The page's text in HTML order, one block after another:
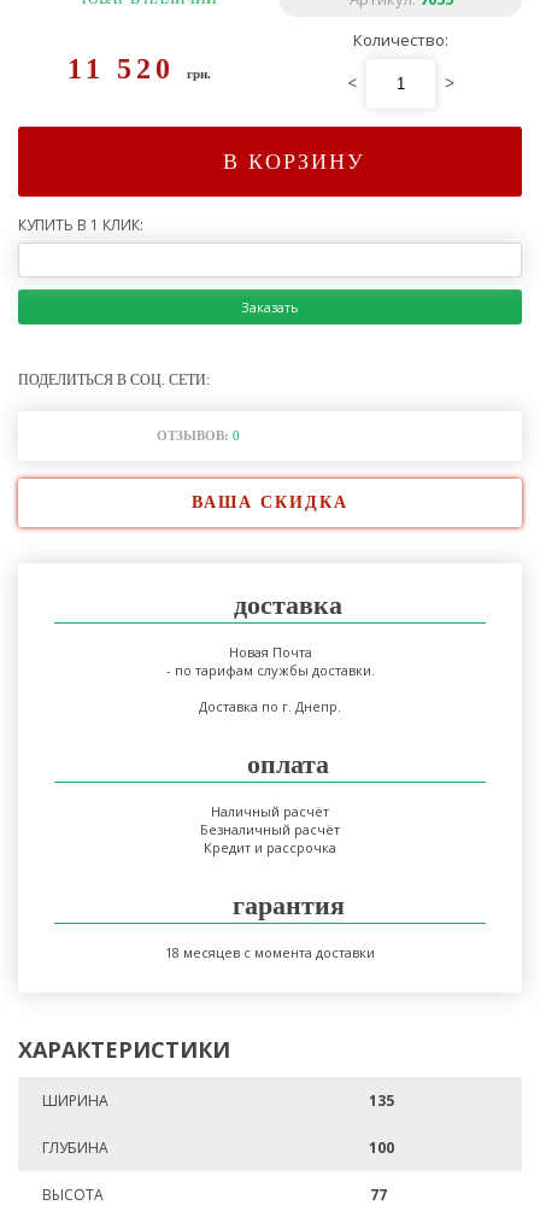
11 520 грн.
Количество:
< >
В КОРЗИНУ
КУПИТЬ В 1 КЛИК:
Заказать
ПОДЕЛИТЬСЯ В СОЦ. СЕТИ:
ОТЗЫВОВ: 0
ВАША СКИДКА
доставка
Новая Почта
- по тарифам службы доставки.
Доставка по г. Днепр.
оплата
Наличный расчёт
Безналичный расчёт
Кредит и рассрочка
гарантия
18 месяцев с момента доставки
ХАРАКТЕРИСТИКИ
ШИРИНА 135
ГЛУБИНА 100
ВЫСОТА 77